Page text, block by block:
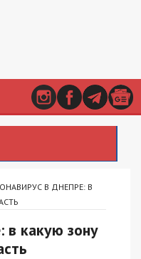
В ДНЕПРЕ: В
в какую зону